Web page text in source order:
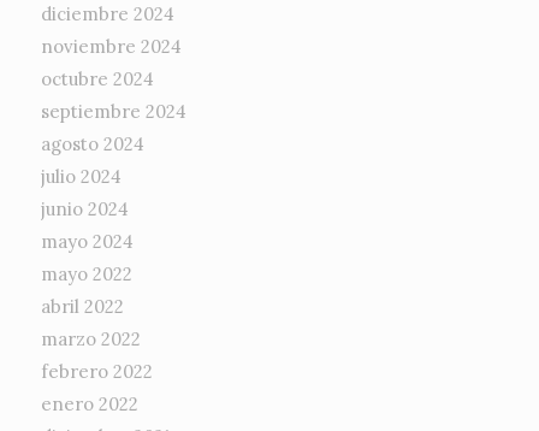
diciembre 2024
noviembre 2024
octubre 2024
septiembre 2024
agosto 2024
julio 2024
junio 2024
mayo 2024
mayo 2022
abril 2022
marzo 2022
febrero 2022
enero 2022